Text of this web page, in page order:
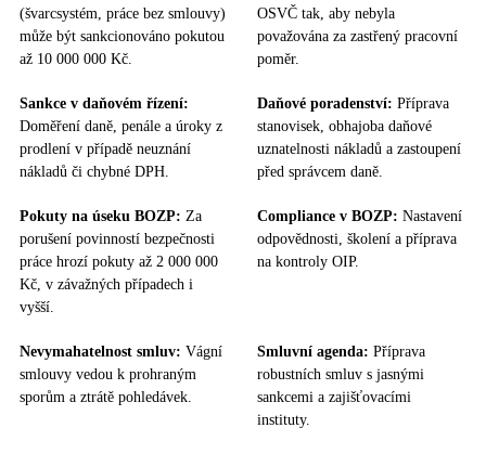
(švarcsystém, práce bez smlouvy)
může být sankcionováno pokutou
až 10 000 000 Kč.
OSVČ tak, aby nebyla
považována za zastřený pracovní
poměr.
Sankce v daňovém řízení:
Doměření daně, penále a úroky z
prodlení v případě neuznání
nákladů či chybné DPH.
Daňové poradenství: Příprava
stanovisek, obhajoba daňové
uznatelnosti nákladů a zastoupení
před správcem daně.
Pokuty na úseku BOZP: Za
porušení povinností bezpečnosti
práce hrozí pokuty až 2 000 000
Kč, v závažných případech i
vyšší.
Compliance v BOZP: Nastavení
odpovědnosti, školení a příprava
na kontroly OIP.
Nevymahatelnost smluv: Vágní
smlouvy vedou k prohraným
sporům a ztrátě pohledávek.
Smluvní agenda: Příprava
robustních smluv s jasnými
sankcemi a zajišťovacími
instituty.